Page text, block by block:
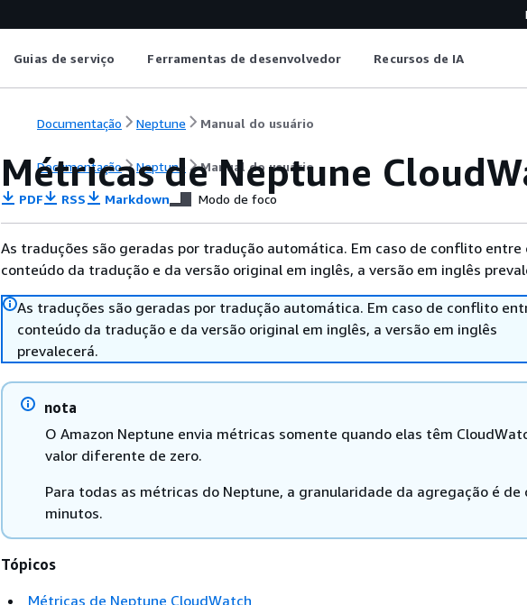
Guias de serviço Ferramentas de desenvolvedor Recursos de IA
Documentação Neptune Manual do usuário
Documentação Neptune Manual do usuário
Métricas de Neptune
PDF RSS Markdown Modo de foco
As traduções são geradas por tradução automática. Em caso de conflito entre
conteúdo da tradução e da versão original em inglês, a versão em inglês
As traduções são geradas por tradução automática. Em caso de conflito
conteúdo da tradução e da versão original em inglês, a versão em inglês
prevalecerá.
nota
O Amazon Neptune envia métricas somente quando elas têm
valor diferente de zero.
Para todas as métricas do Neptune, a granularidade da agregação é de
minutos.
Tópicos
Métricas de Neptune CloudWatch